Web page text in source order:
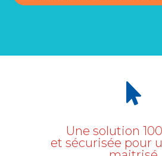
Une solution
et sécurisée pour